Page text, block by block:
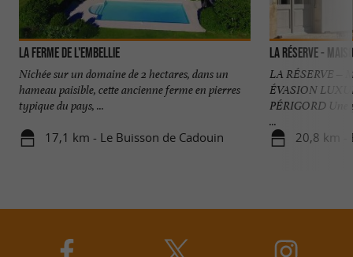
La Ferme de l'Embellie
Nichée sur un domaine de 2 hectares, dans un
hameau paisible, cette ancienne ferme en pierres
typique du pays, ...
17,1 km - Le Buisson de Cadouin
La Réserve -
LA RÉSERVE –
ÉVASION
PÉRIGORD Une
...
20,8 km -